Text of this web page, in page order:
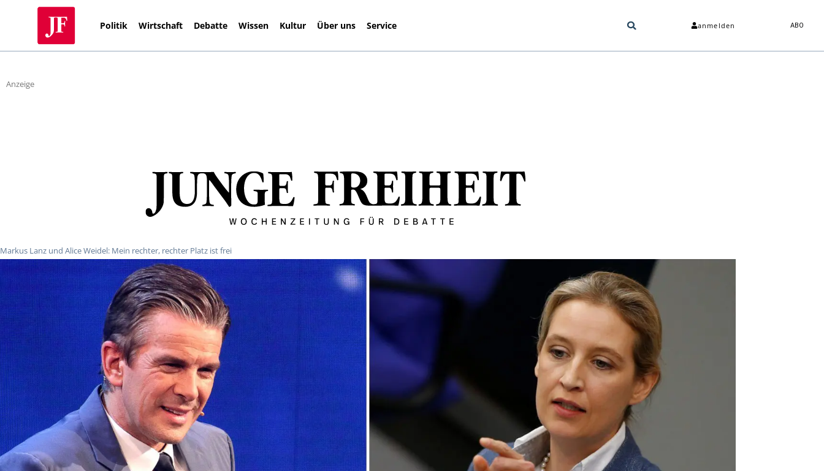
Politik Wirtschaft Debatte Wissen Kultur Über uns Service anmelden ABO
Anzeige
Markus Lanz und Alice Weidel: Mein rechter, rechter Platz ist frei